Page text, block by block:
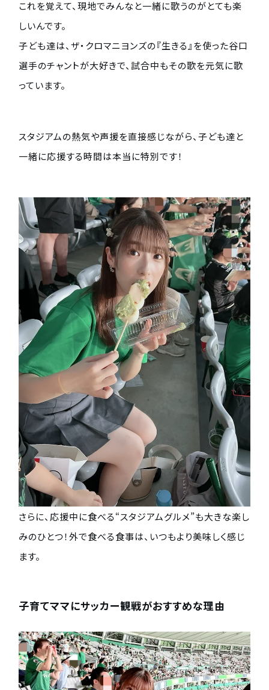
これを覚えて、現地でみんなと一緒に歌うのがとても楽
しいんです。
子ども達は、ザ・クロマニヨンズの『生きる』を使った谷口
選手のチャントが大好きで、試合中もその歌を元気に歌
っています。
スタジアムの熱気や声援を直接感じながら、子ども達と
一緒に応援する時間は本当に特別です！
さらに、応援中に食べる“スタジアムグルメ”も大きな楽し
みのひとつ！外で食べる食事は、いつもより美味しく感じ
ます。
子育てママにサッカー観戦がおすすめな理由